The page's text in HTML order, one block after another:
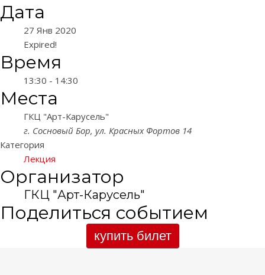
Дата
27 Янв 2020
Expired!
Время
13:30 - 14:30
Места
ГКЦ "Арт-Карусель"
г. Сосновый Бор, ул. Красных Фортов 14
Категория
Лекция
Организатор
ГКЦ "Арт-Карусель"
Поделиться событием
купить билет